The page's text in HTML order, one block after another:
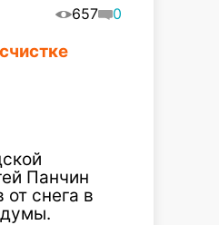
657 0
Панчин
снега в